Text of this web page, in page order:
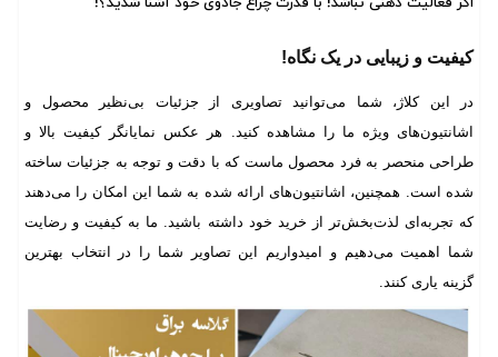
کیفیت و زیبایی در یک نگاه!
در این کلاژ، شما می‌توانید تصاویری از جزئیات بی‌نظیر محصول و
اشانتیون‌های ویژه ما را مشاهده کنید. هر عکس نمایانگر کیفیت بالا و
طراحی منحصر به فرد محصول ماست که با دقت و توجه به جزئیات ساخته
شده است. همچنین، اشانتیون‌های ارائه شده به شما این امکان را می‌دهند
که تجربه‌ای لذت‌بخش‌تر از خرید خود داشته باشید. ما به کیفیت و رضایت
شما اهمیت می‌دهیم و امیدواریم این تصاویر شما را در انتخاب بهترین
گزینه یاری کنند.